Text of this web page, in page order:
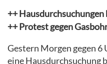
++
++ Protest gegen
Gestern Morgen gegen 6
eine Hausdurchsuchung